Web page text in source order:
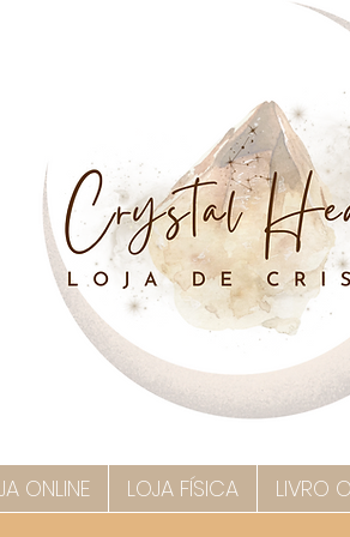
ONLINE LOJA FÍSICA LIVRO